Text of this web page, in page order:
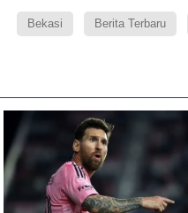
Bekasi Berita Terbaru